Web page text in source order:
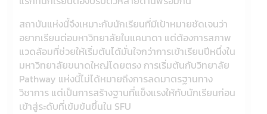
สถาบันแห่งนี้จึงเหมาะกับนักเรียนที่มีเป้าหมายชัดเจนว่า
อยากเรียนต่อมหาวิทยาลัยในแคนาดา แต่ต้องการสภาพ
แวดล้อมที่ช่วยให้เริ่มต้นได้มั่นใจกว่าการเข้าเรียนปีหนึ่งใน
มหาวิทยาลัยขนาดใหญ่โดยตรง การเริ่มต้นกับวิทยาลัย
Pathway แห่งนี้ไม่ได้หมายถึงการลดมาตรฐานทาง
วิชาการ แต่เป็นการสร้างฐานที่แข็งแรงให้กับนักเรียนก่อน
เข้าสู่ระดับที่เข้มข้นขึ้นใน SFU